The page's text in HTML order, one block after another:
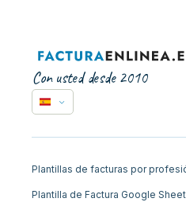
Con usted desde 2010
Plantillas de facturas por
Plantilla de Factura Google